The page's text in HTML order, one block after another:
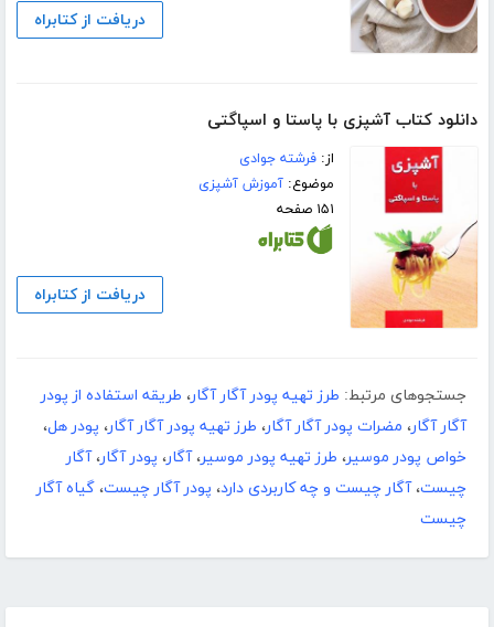
دریافت از کتابراه
دانلود کتاب آشپزی با پاستا و اسپاگتی
از:فرشته جوادی
موضوع:آموزش آشپزی
۱۵۱ صفحه
دریافت از کتابراه
جستجوهای مرتبط: طرز تهیه پودر آگار آگار، طریقه استفاده از پودر
آگار آگار، مضرات پودر آگار آگار، طرز تهیه پودر آگار آگار، پودر هل،
خواص پودر موسیر، طرز تهیه پودر موسیر،آگار، پودر آگار،آگار
چیست،آگار چیست و چه کاربردی دارد، پودر آگار چیست، گیاه آگار
چیست